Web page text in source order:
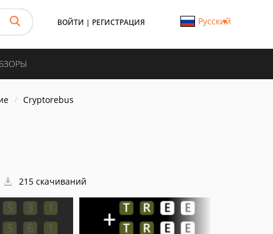
ВОЙТИ | РЕГИСТРАЦИЯ Русский
Cryptorebus
215 скачиваний